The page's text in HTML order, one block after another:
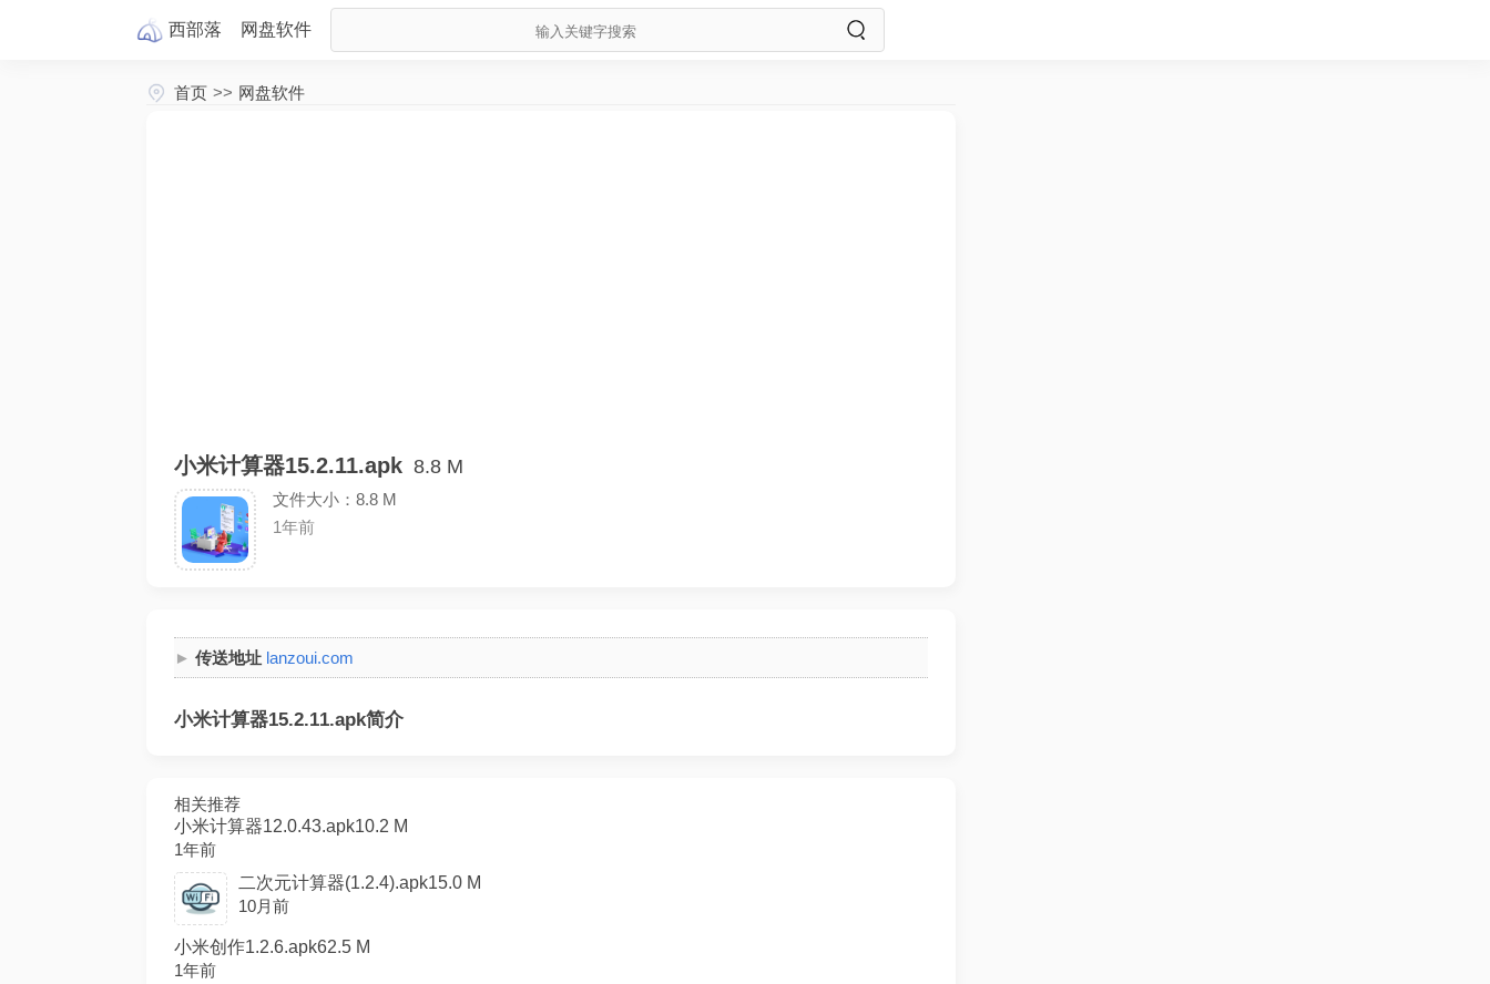
西部落 网盘软件
首页 >> 网盘软件
小米计算器15.2.11.apk 8.8 M
文件大小：8.8 M
1年前
传送地址 lanzoui.com
小米计算器15.2.11.apk简介
相关推荐
小米计算器12.0.43.apk10.2 M
1年前
二次元计算器(1.2.4).apk15.0 M
10月前
小米创作1.2.6.apk62.5 M
1年前